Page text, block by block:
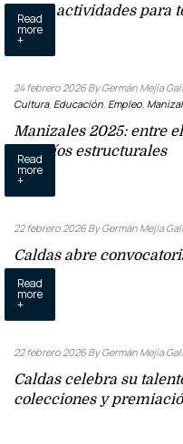
arte y actividades para
Read
more
+
24 febrero 2026 By Germán Mejía
Cultura, Educación, Empleo,
Manizales 2025: entre
desafíos estructurales
Read
more
+
22 febrero 2026 By Germán Mejía
Caldas abre
2026
Read
more
+
22 febrero 2026 By Germán Mejía
Caldas celebra su
colecciones y